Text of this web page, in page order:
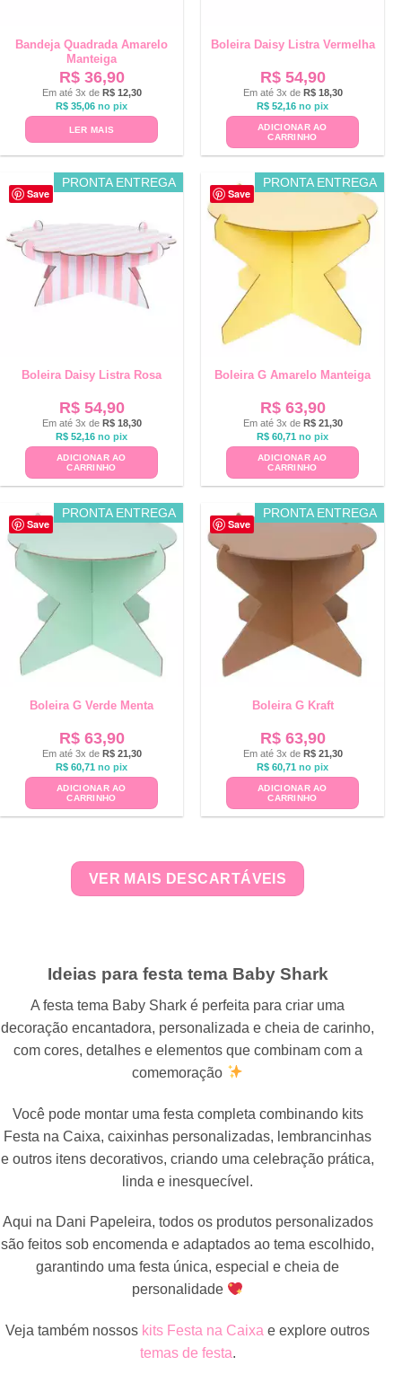
Bandeja Quadrada Amarelo
Manteiga
R$36,90
Em até 3x de R$12,30
R$ 35,06 no pix
LER MAIS
Boleira Daisy Listra Vermelha
R$54,90
Em até 3x de R$18,30
R$ 52,16 no pix
ADICIONAR AO
CARRINHO
Save
PRONTA ENTREGA
Boleira Daisy Listra Rosa
R$54,90
Em até 3x de R$18,30
R$ 52,16 no pix
ADICIONAR AO
CARRINHO
Save
PRONTA ENTREGA
Boleira G Amarelo Manteiga
R$63,90
Em até 3x de R$21,30
R$ 60,71 no pix
ADICIONAR AO
CARRINHO
Save
PRONTA ENTREGA
Boleira G Verde Menta
R$63,90
Em até 3x de R$21,30
R$ 60,71 no pix
ADICIONAR AO
CARRINHO
Save
PRONTA ENTREGA
Boleira G Kraft
R$63,90
Em até 3x de R$21,30
R$ 60,71 no pix
ADICIONAR AO
CARRINHO
VER MAIS DESCARTÁVEIS
Ideias para festa tema Baby Shark
A festa tema Baby Shark é perfeita para criar uma
decoração encantadora, personalizada e cheia de carinho,
com cores, detalhes e elementos que combinam com a
comemoração
Você pode montar uma festa completa combinando kits
Festa na Caixa, caixinhas personalizadas, lembrancinhas
e outros itens decorativos, criando uma celebração prática,
linda e inesquecível.
Aqui na Dani Papeleira, todos os produtos personalizados
são feitos sob encomenda e adaptados ao tema escolhido,
garantindo uma festa única, especial e cheia de
personalidade
Veja também nossos kits Festa na Caixa e explore outros
temas de festa.